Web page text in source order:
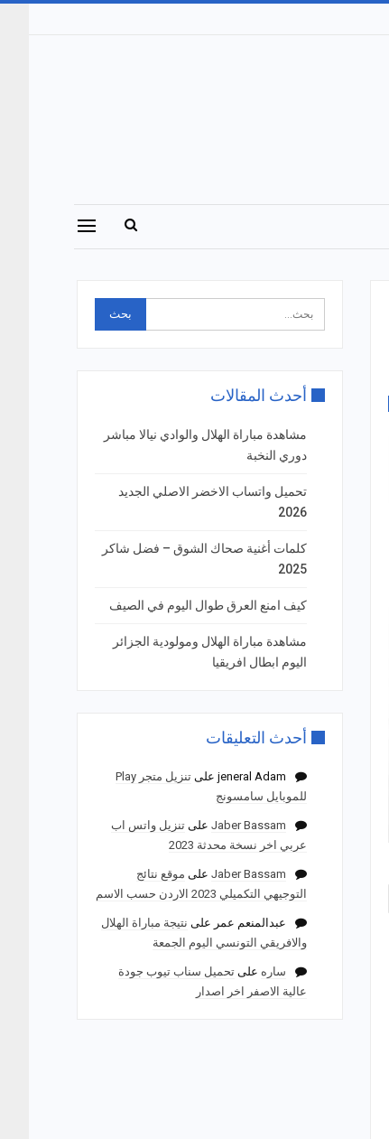
أحدث المقالات
مشاهدة مباراة الهلال والوادي نيالا مباشر
دوري النخبة
تحميل واتساب الاخضر الاصلي الجديد
2026
كلمات أغنية صحاك الشوق – فضل شاكر
2025
كيف امنع العرق طوال اليوم في الصيف
مشاهدة مباراة الهلال ومولودية الجزائر
اليوم ابطال افريقيا
أحدث التعليقات
jeneral Adamعلى
تنزيل متجر Play
للموبايل سامسونج
Jaber Bassamعلى تنزيل واتس اب
عربي اخر نسخة محدثة 2023
Jaber Bassamعلى موقع نتائج
التوجيهي التكميلي 2023 الاردن حسب الاسم
عبدالمنعم عمر على نتيجة مباراة الهلال
والافريقي التونسي اليوم الجمعة
ساره على تحميل سناب تيوب جودة
عالية الاصفر اخر اصدار